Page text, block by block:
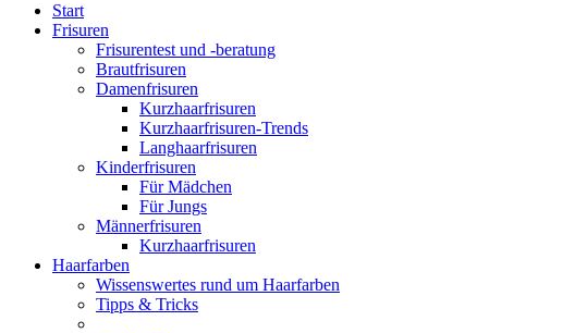
Start
Frisuren
Frisurentest und -beratung
Brautfrisuren
Damenfrisuren
Kurzhaarfrisuren
Kurzhaarfrisuren-Trends
Langhaarfrisuren
Kinderfrisuren
Für Mädchen
Für Jungs
Männerfrisuren
Kurzhaarfrisuren
Haarfarben
Wissenswertes rund um Haarfarben
Tipps & Tricks